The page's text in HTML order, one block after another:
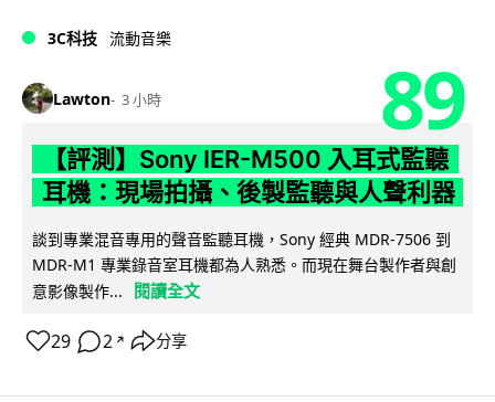
3C科技 流動音樂
Lawton 3 小時 89
【評測】Sony IER-M500 入耳式監聽
耳機：現場拍攝、後製監聽與人聲利器
談到專業混音專用的聲音監聽耳機，Sony 經典 MDR-7506 到
MDR-M1 專業錄音室耳機都為人熟悉。而現在舞台製作者與創
意影像製作...
閱讀全文
29 2 ↗ 分享